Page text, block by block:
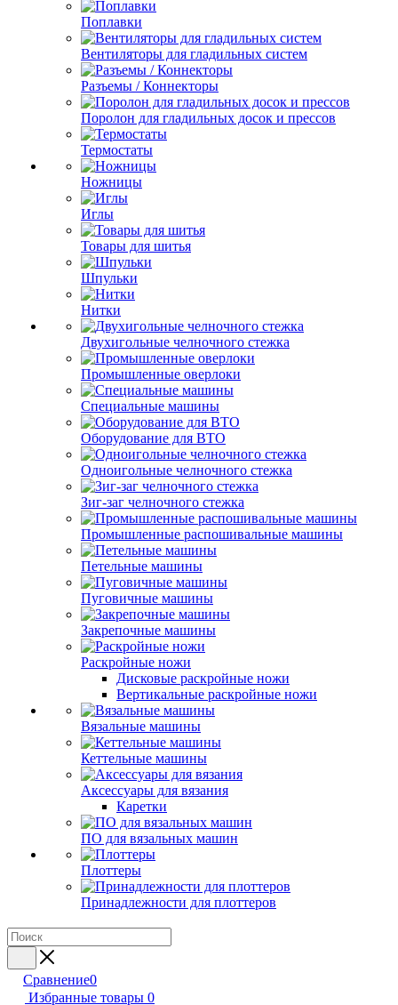
Поплавки
Вентиляторы для гладильных систем
Разъемы / Коннекторы
Поролон для гладильных досок и прессов
Термостаты
Ножницы
Иглы
Товары для шитья
Шпульки
Нитки
Двухигольные челночного стежка
Промышленные оверлоки
Специальные машины
Оборудование для ВТО
Одноигольные челночного стежка
Зиг-заг челночного стежка
Промышленные распошивальные машины
Петельные машины
Пуговичные машины
Закрепочные машины
Раскройные ножи
Дисковые раскройные ножи
Вертикальные раскройные ножи
Вязальные машины
Кеттельные машины
Аксессуары для вязания
Каретки
ПО для вязальных машин
Плоттеры
Принадлежности для плоттеров
Сравнение0
Избранные товары 0